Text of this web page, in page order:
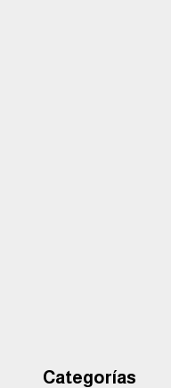
Categorías